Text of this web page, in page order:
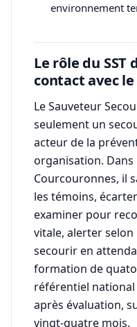
environnement
Le rôle du SST
contact avec
Le Sauveteur
seulement un
acteur de la
organisation. Dans
Courcouronnes, il
les témoins,
examiner pour
vitale, alerter
secourir en
formation de
référentiel national
après évaluation,
vingt-quatre mois.